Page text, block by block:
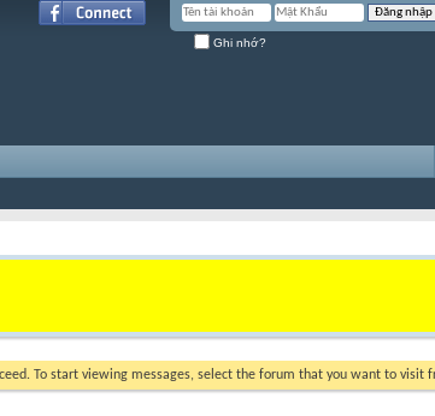
Ghi nhớ?
To start viewing messages, select the forum that you want to visit